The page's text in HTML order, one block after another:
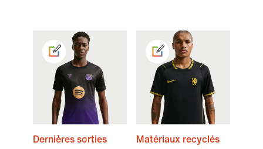
Dernières sorties
Matériaux recyclés